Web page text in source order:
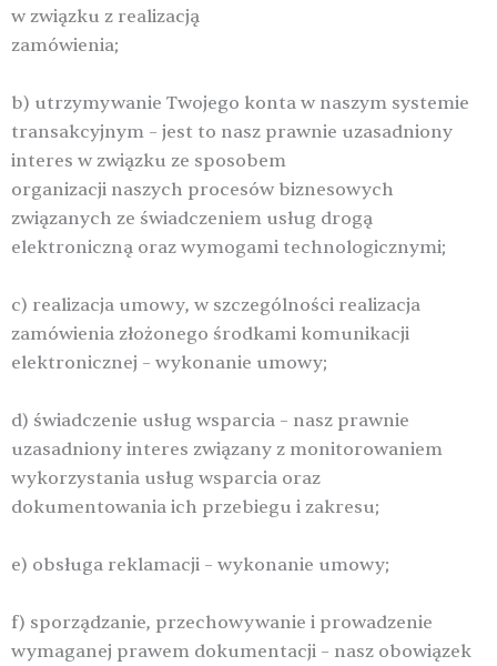
w związku z realizacją
zamówienia;
b) utrzymywanie Twojego konta w naszym systemie
transakcyjnym – jest to nasz prawnie uzasadniony
interes w związku ze sposobem
organizacji naszych procesów biznesowych
związanych ze świadczeniem usług drogą
elektroniczną oraz wymogami technologicznymi;
c) realizacja umowy, w szczególności realizacja
zamówienia złożonego środkami komunikacji
elektronicznej – wykonanie umowy;
d) świadczenie usług wsparcia – nasz prawnie
uzasadniony interes związany z monitorowaniem
wykorzystania usług wsparcia oraz
dokumentowania ich przebiegu i zakresu;
e) obsługa reklamacji – wykonanie umowy;
f) sporządzanie, przechowywanie i prowadzenie
wymaganej prawem dokumentacji – nasz obowiązek